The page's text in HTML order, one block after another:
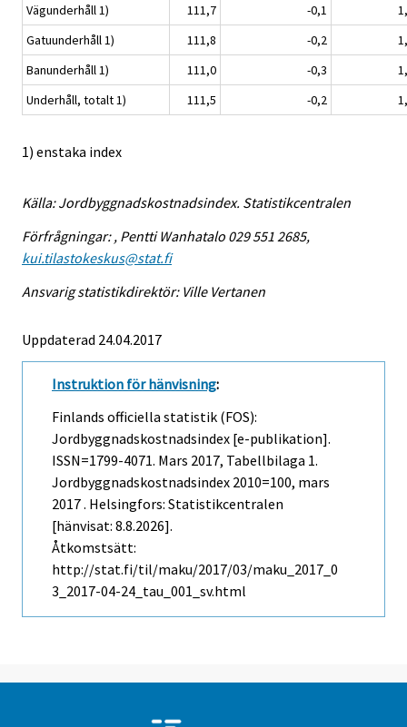
Vägunderhåll 1)
111,7 -0,1
Gatuunderhåll 1)
111,8 -0,2
Banunderhåll 1)
111,0 -0,3
Underhåll, totalt 1)
111,5 -0,2
1) enstaka index
Källa: Jordbyggnadskostnadsindex. Statistikcentralen
Förfrågningar: , Pentti Wanhatalo 029 551 2685,
kui.tilastokeskus@stat.fi
Ansvarig statistikdirektör: Ville Vertanen
Uppdaterad 24.04.2017
Instruktion för hänvisning:
Finlands officiella statistik (FOS):
Jordbyggnadskostnadsindex [e-publikation].
ISSN=1799-4071. Mars 2017, Tabellbilaga 1.
Jordbyggnadskostnadsindex 2010=100, mars
2017 . Helsingfors: Statistikcentralen
[hänvisat: 8.8.2026].
Åtkomstsätt:
http://stat.fi/til/maku/2017/03/maku_2017_0
3_2017-04-24_tau_001_sv.html